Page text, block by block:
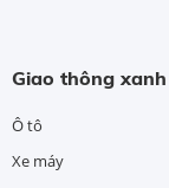
Giao thông xanh
Ô tô
Xe máy